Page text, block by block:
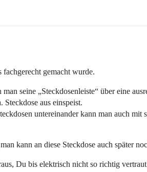
fachgerecht gemacht wurde.
seine „Steckdosenleiste“ über eine
Steckdose aus einspeist.
untereinander kann man auch
kann an diese Steckdose auch später
Du bis elektrisch nicht so richtig